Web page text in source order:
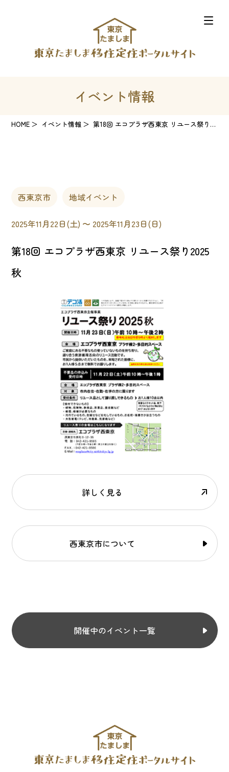
イベント情報
HOME イベント情報 第18回 エコプラザ西東京 リユース祭り2025秋
西東京市 地域イベント
2025年11月22日(土) 〜 2025年11月23日(日)
第18回 エコプラザ西東京 リユース祭り2025
秋
詳しく見る
西東京市について
開催中のイベント一覧